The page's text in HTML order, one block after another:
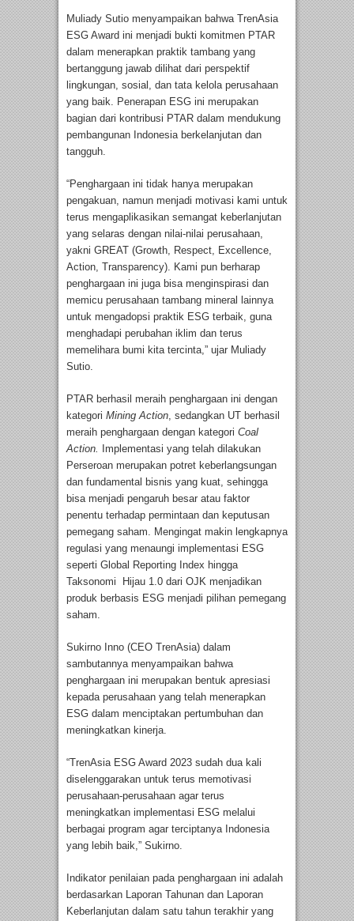
Muliady Sutio menyampaikan bahwa TrenAsia
ESG Award ini menjadi bukti komitmen PTAR
dalam menerapkan praktik tambang yang
bertanggung jawab dilihat dari perspektif
lingkungan, sosial, dan tata kelola perusahaan
yang baik. Penerapan ESG ini merupakan
bagian dari kontribusi PTAR dalam mendukung
pembangunan Indonesia berkelanjutan dan
tangguh.
“Penghargaan ini tidak hanya merupakan
pengakuan, namun menjadi motivasi kami untuk
terus mengaplikasikan semangat keberlanjutan
yang selaras dengan nilai-nilai perusahaan,
yakni GREAT (Growth, Respect, Excellence,
Action, Transparency). Kami pun berharap
penghargaan ini juga bisa menginspirasi dan
memicu perusahaan tambang mineral lainnya
untuk mengadopsi praktik ESG terbaik, guna
menghadapi perubahan iklim dan terus
memelihara bumi kita tercinta,” ujar Muliady
Sutio.
PTAR berhasil meraih penghargaan ini dengan
kategori Mining Action, sedangkan UT berhasil
meraih penghargaan dengan kategori Coal
Action.
Implementasi yang telah dilakukan
Perseroan merupakan potret keberlangsungan
dan fundamental bisnis yang kuat, sehingga
bisa menjadi pengaruh besar atau faktor
penentu terhadap permintaan dan keputusan
pemegang saham. Mengingat makin lengkapnya
regulasi yang menaungi implementasi ESG
seperti Global Reporting Index hingga
Taksonomi Hijau 1.0 dari OJK menjadikan
produk berbasis ESG menjadi pilihan pemegang
saham.
Sukirno Inno (CEO TrenAsia) dalam
sambutannya menyampaikan bahwa
penghargaan ini merupakan bentuk apresiasi
kepada perusahaan yang telah menerapkan
ESG dalam menciptakan pertumbuhan dan
meningkatkan kinerja.
“TrenAsia ESG Award 2023 sudah dua kali
diselenggarakan untuk terus memotivasi
perusahaan-perusahaan agar terus
meningkatkan implementasi ESG melalui
berbagai program agar terciptanya Indonesia
yang lebih baik,” Sukirno.
Indikator penilaian pada penghargaan ini adalah
berdasarkan Laporan Tahunan dan Laporan
Keberlanjutan dalam satu tahun terakhir yang